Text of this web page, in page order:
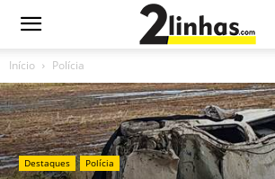
Início Polícia
Destaques Polícia